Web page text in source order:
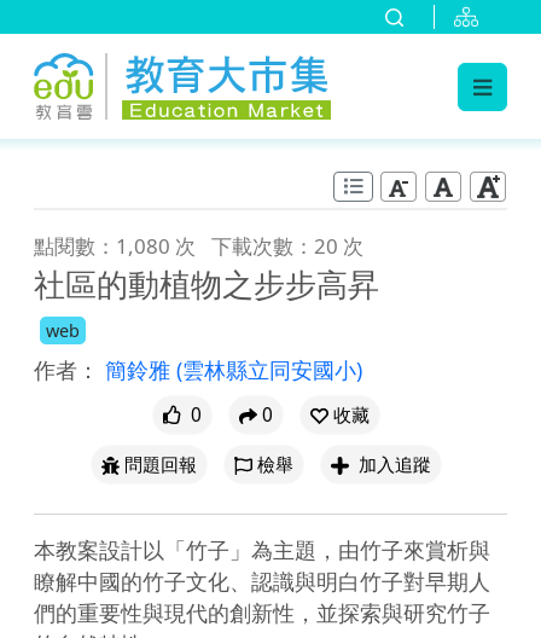
點閱數：1,080 次 下載次數：20 次
社區的動植物之步步高昇
web
作者： 簡鈴雅 (雲林縣立同安國小)
0 0
收藏
問題回報
檢舉 加入追蹤
本教案設計以「竹子」為主題，由竹子來賞析與
瞭解中國的竹子文化、認識與明白竹子對早期人
們的重要性與現代的創新性，並探索與研究竹子